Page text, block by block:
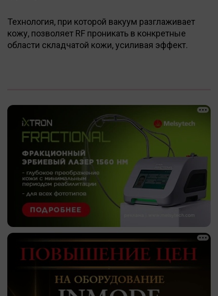
Технология, при которой вакуум разглаживает
кожу, позволяет RF проникать в конкретные
области складчатой кожи, усиливая эффект.